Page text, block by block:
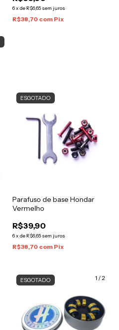
6x de R$6,65 sem juros
R$38,70 com Pix
ESGOTADO
Parafuso de base Hondar
Vermelho
R$39,90
6x de R$6,65 sem juros
R$38,70 com Pix
1 /2
ESGOTADO